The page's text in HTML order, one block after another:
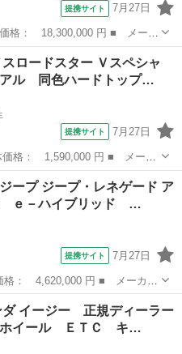
提携サイト 7月27日
■ グレード名： ９１１カ
ーツエグゾーストＰＴＶＬＥＤ
ロードスター Ｖスペシャ
ル 同色ハードトップ…
提携サイト 7月27日
スロードスター ■ グレード
同色ハードトップ マツダス
ープ ジープ・レネゲード ア
ｅ－ハイブリッド …
提携サイト 7月27日
名： ジープ・レネゲード ■
ハイブリッド 純正ナビ＆バ
ダ イージー 正規ディーラー
イール ＥＴＣ キ…